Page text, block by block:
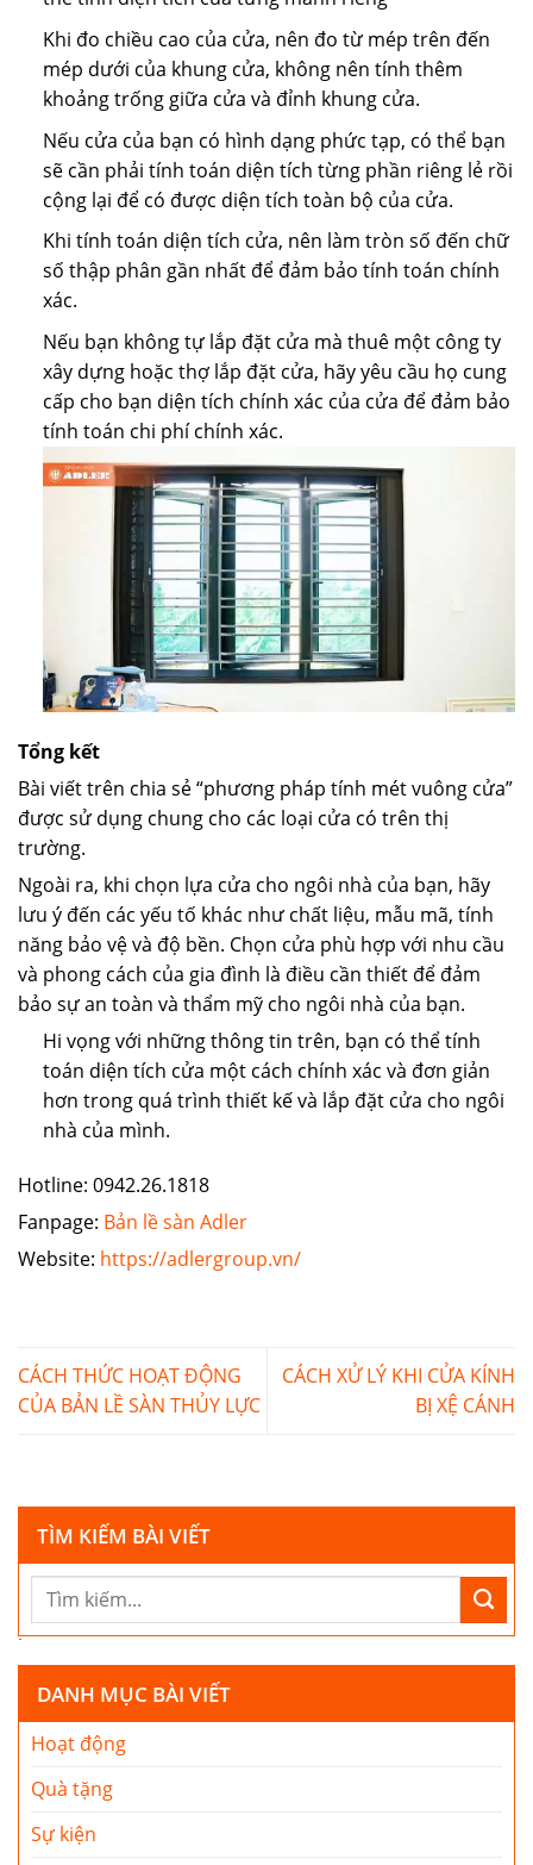
Khi đo chiều cao của cửa, nên đo từ mép trên đến
mép dưới của khung cửa, không nên tính thêm
khoảng trống giữa cửa và đỉnh khung cửa.
Nếu cửa của bạn có hình dạng phức tạp, có thể bạn
sẽ cần phải tính toán diện tích từng phần riêng lẻ rồi
cộng lại để có được diện tích toàn bộ của cửa.
Khi tính toán diện tích cửa, nên làm tròn số đến chữ
số thập phân gần nhất để đảm bảo tính toán chính
xác.
Nếu bạn không tự lắp đặt cửa mà thuê một công ty
xây dựng hoặc thợ lắp đặt cửa, hãy yêu cầu họ cung
cấp cho bạn diện tích chính xác của cửa để đảm bảo
tính toán chi phí chính xác.
Tổng kết
Bài viết trên chia sẻ “phương pháp tính mét vuông cửa”
được sử dụng chung cho các loại cửa có trên thị
trường.
Ngoài ra, khi chọn lựa cửa cho ngôi nhà của bạn, hãy
lưu ý đến các yếu tố khác như chất liệu, mẫu mã, tính
năng bảo vệ và độ bền. Chọn cửa phù hợp với nhu cầu
và phong cách của gia đình là điều cần thiết để đảm
bảo sự an toàn và thẩm mỹ cho ngôi nhà của bạn.
Hi vọng với những thông tin trên, bạn có thể tính
toán diện tích cửa một cách chính xác và đơn giản
hơn trong quá trình thiết kế và lắp đặt cửa cho ngôi
nhà của mình.
Hotline: 0942.26.1818
Fanpage: Bản lề sàn Adler
Website: https://adlergroup.vn/
CÁCH THỨC HOẠT ĐỘNG
CỦA BẢN LỀ SÀN THỦY LỰC
CÁCH XỬ LÝ KHI CỬA KÍNH
BỊ XỆ CÁNH
TÌM KIẾM BÀI VIẾT
DANH MỤC BÀI VIẾT
Hoạt động
Quà tặng
Sự kiện